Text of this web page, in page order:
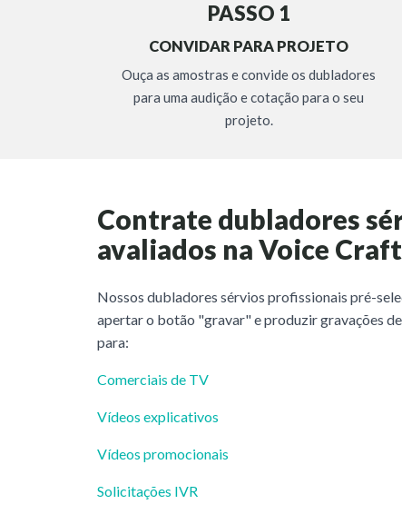
PASSO 1
CONVIDAR PARA PROJETO
Ouça as amostras e convide os dubladores
para uma audição e cotação para o seu
projeto.
Contrate dubladores
avaliados na Voice
Nossos dubladores sérvios profissionais pré-
apertar o botão "gravar" e produzir gravações
para:
Comerciais de TV
Vídeos explicativos
Vídeos promocionais
Solicitações IVR